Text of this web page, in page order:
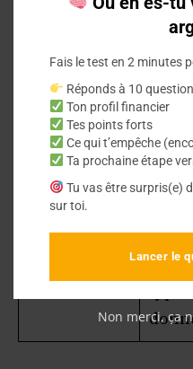
Niveau de
sécurité
s
,
et 3
Fais le test en 2 minutes
Réponds à 10
Ton profil financier
Tes points forts
Ce qui t’empêche
Ta prochaine étape
Tu vas être surpris(e)
sur toi.
Lancer le
Non merci, ça